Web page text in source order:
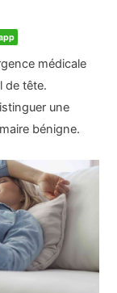
médicale
de tête.
une
bénigne.